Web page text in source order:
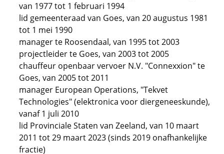
van 1977 tot 1 februari 1994
lid gemeenteraad van Goes, van 20 augustus 1981
tot 1 mei 1990
manager te Roosendaal, van 1995 tot 2003
projectleider te Goes, van 2003 tot 2005
chauffeur openbaar vervoer N.V. "Connexxion" te
Goes, van 2005 tot 2011
manager European Operations, "Tekvet
Technologies" (elektronica voor diergeneeskunde),
vanaf 1 juli 2010
lid Provinciale Staten van Zeeland, van 10 maart
2011 tot 29 maart 2023 (sinds 2019 onafhankelijke
fractie)